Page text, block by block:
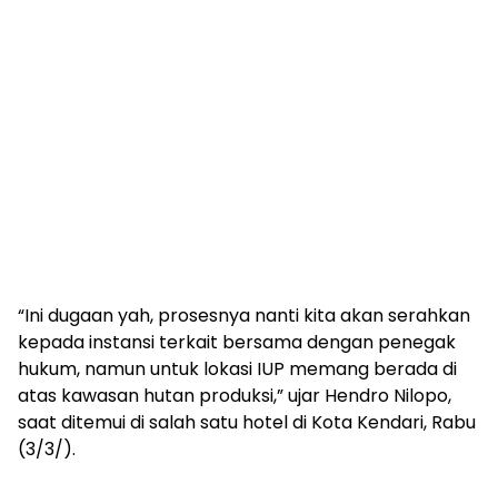
“Ini dugaan yah, prosesnya nanti kita akan serahkan
kepada instansi terkait bersama dengan penegak
hukum, namun untuk lokasi IUP memang berada di
atas kawasan hutan produksi,” ujar Hendro Nilopo,
saat ditemui di salah satu hotel di Kota Kendari, Rabu
(3/3/).